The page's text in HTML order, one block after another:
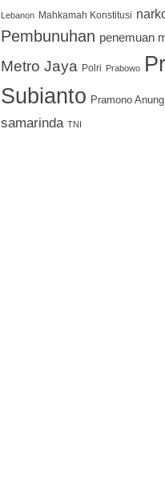
Lebanon Mahkamah Konstitusi
Pembunuhan penemuan
Metro Jaya
Polri Prabowo
Subianto Pramono Anung
samarinda TNI